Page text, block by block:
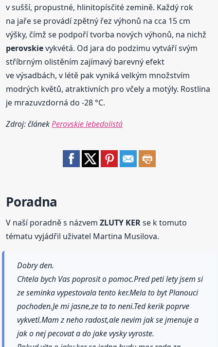
v sušší, propustné, hlinitopísčité zemině. Každý rok
na jaře se provádí zpětný řez výhonů na cca 15 cm
výšky, čímž se podpoří tvorba nových výhonů, na nichž
perovskievykvétá. Od jara do podzimu vytváří svým
stříbrným olistěním zajímavý barevný efekt
ve výsadbách, v létě pak vyniká velkým množstvím
modrých květů, atraktivních pro včely a motýly. Rostlina
je mrazuvzdorná do -28 °C.
Zdroj: článekPerovskie lebedolistá
Poradna
V naší poradně s názvemZLUTY KERse k tomuto
tématu vyjádřil uživatel Martina Musilova.
Dobry den.
Chtela bych Vas poprosit o pomoc.Pred peti lety jsem si
ze seminka vypestovala tento ker.Mela to byt Planouci
pochoden.Je mi jasne,ze ta to neni.Ted kerik poprve
vykvetl.Mam z neho radost,ale nevim jak se jmenuje a
jak o nej pecovat a do jake vysky vyroste.